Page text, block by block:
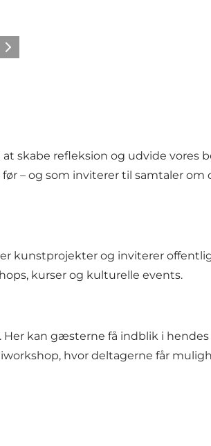
Næste
skabe refleksion og udvide vores
– og som inviterer til samtaler om
kunstprojekter og inviterer
kurser og kulturelle events.
kan gæsterne få indblik i
hvor deltagerne får